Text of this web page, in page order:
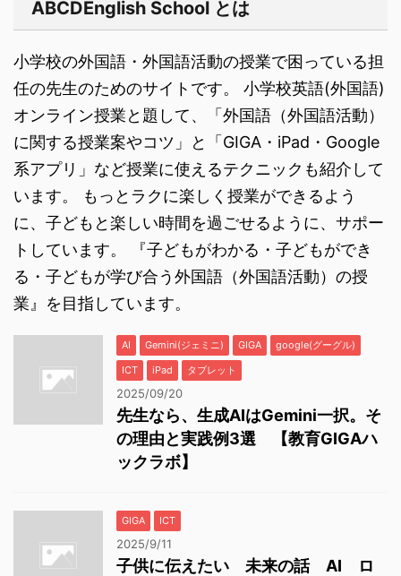
ABCDEnglish School とは
小学校の外国語・外国語活動の授業で困っている担
任の先生のためのサイトです。 小学校英語(外国語)
オンライン授業と題して、「外国語（外国語活動）
に関する授業案やコツ」と「GIGA・iPad・Google
系アプリ」など授業に使えるテクニックも紹介して
います。 もっとラクに楽しく授業ができるよう
に、子どもと楽しい時間を過ごせるように、サポー
トしています。 『子どもがわかる・子どもができ
る・子どもが学び合う外国語（外国語活動）の授
業』を目指しています。
AI Gemini(ジェミニ) GIGA
google(グーグル)
ICT
iPad タブレット
2025/09/20
先生なら、生成AIはGemini一択。そ
の理由と実践例3選 【教育GIGAハ
ックラボ】
GIGA ICT
2025/9/11
子供に伝えたい 未来の話 AI ロ